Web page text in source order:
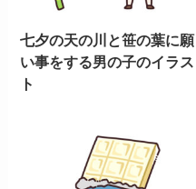
七夕の天の川と笹の葉に願
い事をする男の子のイラス
ト